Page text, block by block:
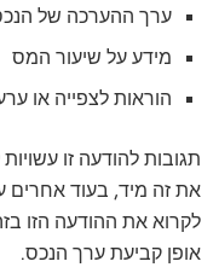
ערך ההערכה של
מידע על שיעור המס
הוראות לצפייה או
תגובות להודעה זו
את זה מיד, בעוד אחרים
לקרוא את ההודעה הזו
אופן קביעת ערך הנכס.